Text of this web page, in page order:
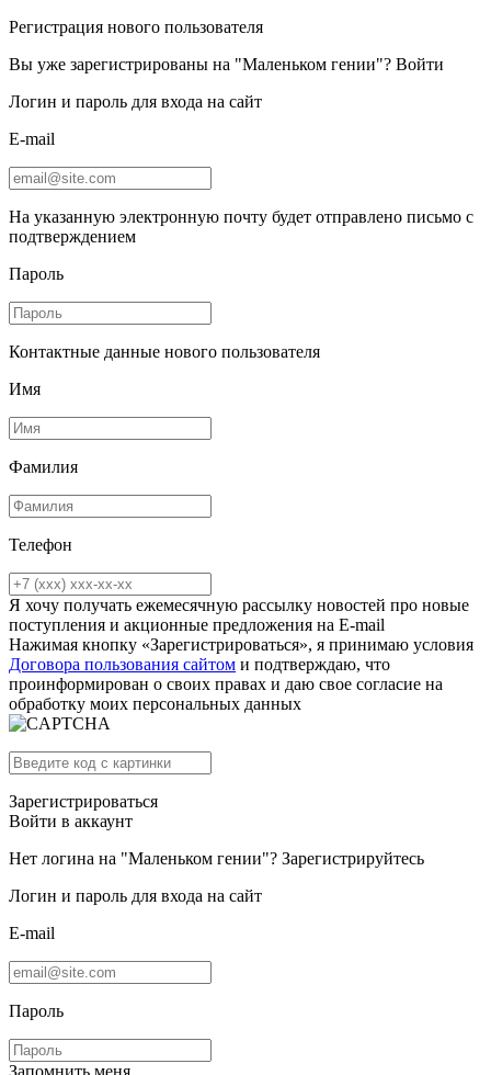
Регистрация нового пользователя
Вы уже зарегистрированы на "Маленьком гении"? Войти
Логин и пароль для входа на сайт
E-mail
На указанную электронную почту будет отправлено письмо с
подтверждением
Пароль
Контактные данные нового пользователя
Имя
Фамилия
Телефон
Я хочу получать ежемесячную рассылку новостей про новые
поступления и акционные предложения на E-mail
Нажимая кнопку «Зарегистрироваться», я принимаю условия
Договора пользования сайтом и подтверждаю, что
проинформирован о своих правах и даю свое согласие на
обработку моих персональных данных
Зарегистрироваться
Войти в аккаунт
Нет логина на "Маленьком гении"? Зарегистрируйтесь
Логин и пароль для входа на сайт
E-mail
Пароль
Запомнить меня